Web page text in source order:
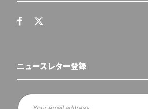
ニュースレター登録